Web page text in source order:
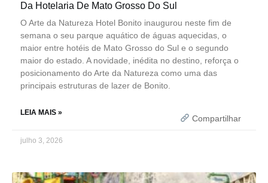
Da Hotelaria De Mato Grosso Do Sul
O Arte da Natureza Hotel Bonito inaugurou neste fim de
semana o seu parque aquático de águas aquecidas, o
maior entre hotéis de Mato Grosso do Sul e o segundo
maior do estado. A novidade, inédita no destino, reforça o
posicionamento do Arte da Natureza como uma das
principais estruturas de lazer de Bonito.
LEIA MAIS »
Compartilhar
julho 3, 2026